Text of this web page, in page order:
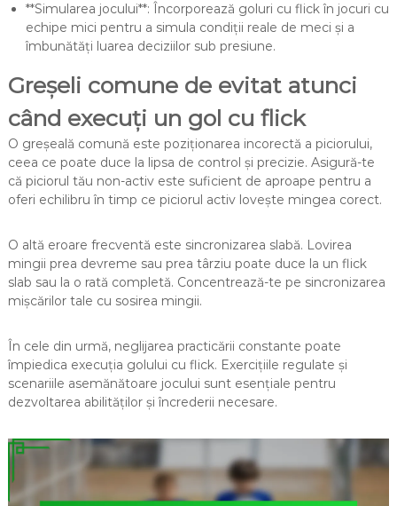
**Simularea jocului**: Încorporează goluri cu flick în jocuri cu
echipe mici pentru a simula condiții reale de meci și a
îmbunătăți luarea deciziilor sub presiune.
Greșeli comune de evitat atunci
când execuți un gol cu flick
O greșeală comună este poziționarea incorectă a piciorului,
ceea ce poate duce la lipsa de control și precizie. Asigură-te
că piciorul tău non-activ este suficient de aproape pentru a
oferi echilibru în timp ce piciorul activ lovește mingea corect.
O altă eroare frecventă este sincronizarea slabă. Lovirea
mingii prea devreme sau prea târziu poate duce la un flick
slab sau la o rată completă. Concentrează-te pe sincronizarea
mișcărilor tale cu sosirea mingii.
În cele din urmă, neglijarea practicării constante poate
împiedica execuția golului cu flick. Exercițiile regulate și
scenariile asemănătoare jocului sunt esențiale pentru
dezvoltarea abilităților și încrederii necesare.